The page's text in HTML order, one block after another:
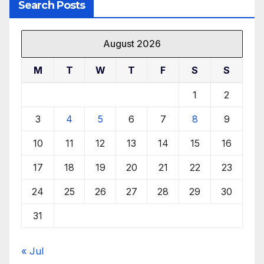
Search Posts
August 2026
M T W T F S S
1 2
3 4 5 6 7 8 9
10 11 12 13 14 15 16
17 18 19 20 21 22 23
24 25 26 27 28 29 30
31
« Jul